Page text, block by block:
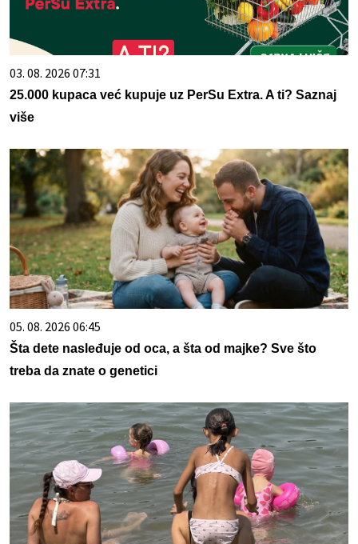
03. 08. 2026 07:31
25.000 kupaca već kupuje uz PerSu Extra. A ti? Saznaj
više
05. 08. 2026 06:45
Šta dete nasleđuje od oca, a šta od majke? Sve što
treba da znate o genetici